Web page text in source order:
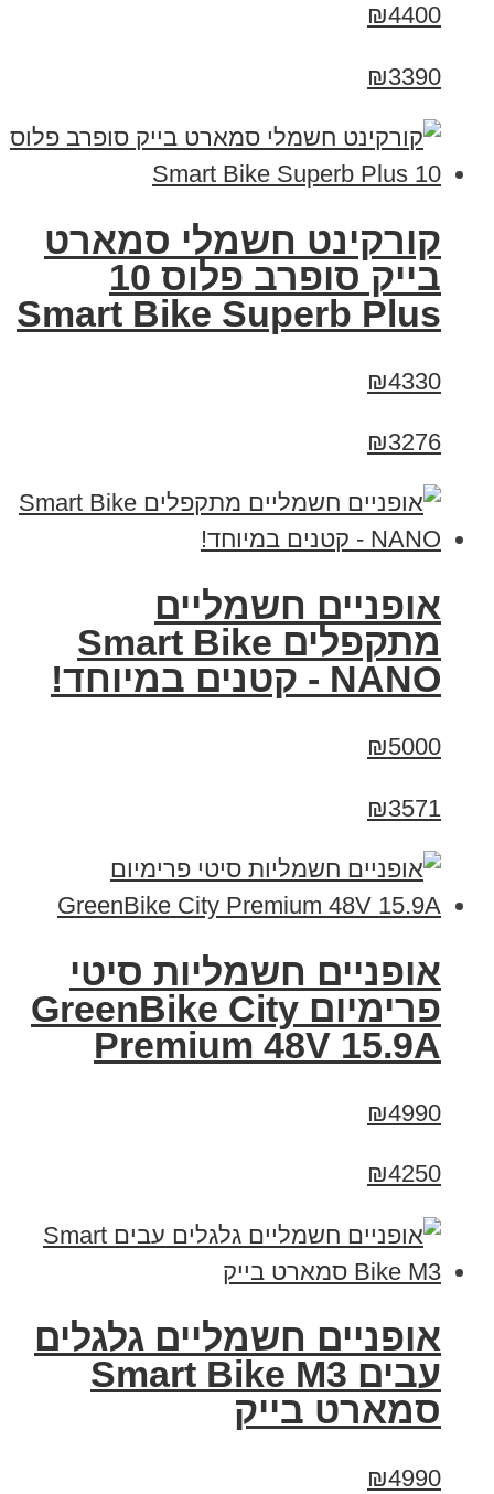
₪4400
₪3390
קורקינט חשמלי סמארט
בייק סופרב פלוס 10
Smart Bike Superb Plus
₪4330
₪3276
אופניים חשמליים
מתקפלים Smart Bike
NANO - קטנים במיוחד!
₪5000
₪3571
אופניים חשמליות סיטי
פרימיום GreenBike City
Premium 48V 15.9A
₪4990
₪4250
אופניים חשמליים גלגלים
עבים Smart Bike M3
סמארט בייק
₪4990